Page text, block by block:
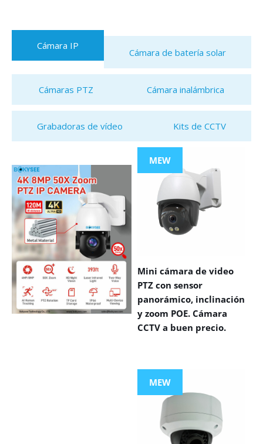
Cámara IP
Cámara de batería solar
Cámaras PTZ Cámara inalámbrica
Grabadoras de vídeo Kits de CCTV
MEW
Mini cámara de video
PTZ con sensor
panorámico, inclinación
y zoom POE. Cámara
CCTV a buen precio.
MEW